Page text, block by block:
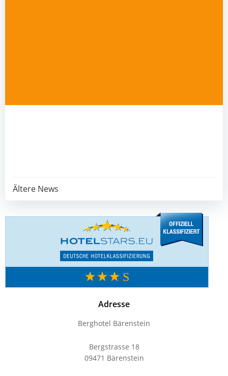
Post
navigation
Ältere News
Adresse
Berghotel Bärenstein
Bergstrasse 18
09471 Bärenstein